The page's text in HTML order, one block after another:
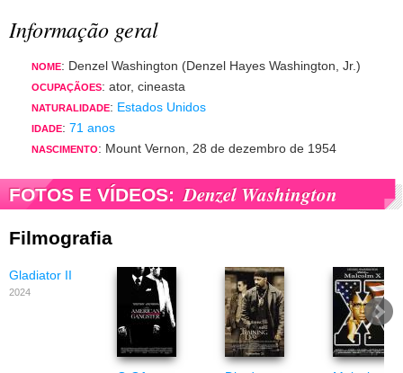
Informação geral
NOME: Denzel Washington (Denzel Hayes Washington, Jr.)
OCUPAÇÃOES: ator, cineasta
NATURALIDADE: Estados Unidos
IDADE: 71 anos
NASCIMENTO: Mount Vernon, 28 de dezembro de 1954
FOTOS E VÍDEOS: Denzel Washington
Filmografia
Gladiator II
2024